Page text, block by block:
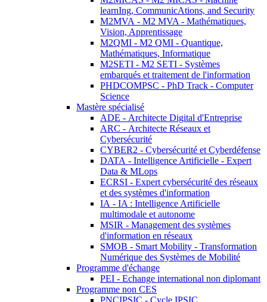
learnIng, CommunicAtions, and Security
M2MVA - M2 MVA - Mathématiques,
Vision, Apprentissage
M2QMI - M2 QMI - Quantique,
Mathématiques, Informatique
M2SETI - M2 SETI - Systèmes
embarqués et traitement de l'information
PHDCOMPSC - PhD Track - Computer
Science
Mastère spécialisé
ADE - Architecte Digital d'Entreprise
ARC - Architecte Réseaux et
Cybersécurité
CYBER2 - Cybersécurité et Cyberdéfense
DATA - Intelligence Artificielle - Expert
Data & MLops
ECRSI - Expert cybersécurité des réseaux
et des systèmes d'information
IA - IA : Intelligence Artificielle
multimodale et autonome
MSIR - Management des systèmes
d'information en réseaux
SMOB - Smart Mobility - Transformation
Numérique des Systèmes de Mobilité
Programme d'échange
PEI - Echange international non diplomant
Programme non CES
PNCIPSIC - Cycle IPSIC